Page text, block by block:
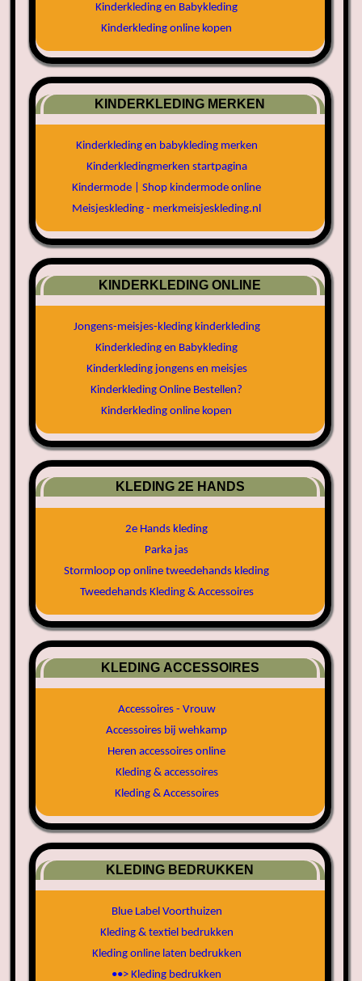
Kinderkleding en Babykleding
Kinderkleding online kopen
KINDERKLEDING MERKEN
Kinderkleding en babykleding merken
Kinderkledingmerken startpagina
Kindermode | Shop kindermode online
Meisjeskleding - merkmeisjeskleding.nl
KINDERKLEDING ONLINE
Jongens-meisjes-kleding kinderkleding
Kinderkleding en Babykleding
Kinderkleding jongens en meisjes
Kinderkleding Online Bestellen?
Kinderkleding online kopen
KLEDING 2E HANDS
2e Hands kleding
Parka jas
Stormloop op online tweedehands kleding
Tweedehands Kleding & Accessoires
KLEDING ACCESSOIRES
Accessoires - Vrouw
Accessoires bij wehkamp
Heren accessoires online
Kleding & accessoires
Kleding & Accessoires
KLEDING BEDRUKKEN
Blue Label Voorthuizen
Kleding & textiel bedrukken
Kleding online laten bedrukken
••> Kleding bedrukken